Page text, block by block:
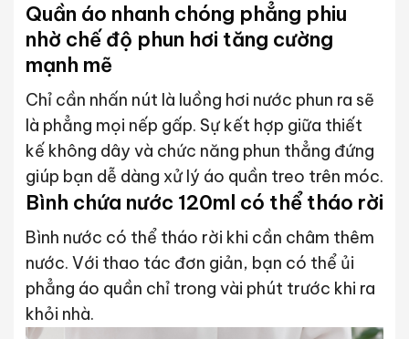
Quần áo nhanh chóng phẳng phiu
nhờ chế độ phun hơi tăng cường
mạnh mẽ
Chỉ cần nhấn nút là luồng hơi nước phun ra sẽ
là phẳng mọi nếp gấp. Sự kết hợp giữa thiết
kế không dây và chức năng phun thẳng đứng
giúp bạn dễ dàng xử lý áo quần treo trên móc.
Bình chứa nước 120ml có thể tháo rời
Bình nước có thể tháo rời khi cần châm thêm
nước. Với thao tác đơn giản, bạn có thể ủi
phẳng áo quần chỉ trong vài phút trước khi ra
khỏi nhà.